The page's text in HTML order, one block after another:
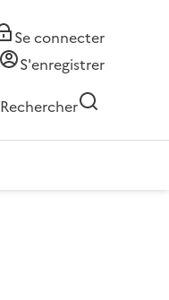
Se connecter
S'enregistrer
Rechercher